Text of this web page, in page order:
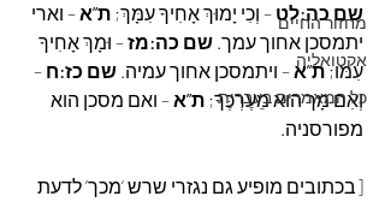
מחזור החיים
אקטואליה
כל המאמרים בעברית
שם כה:לט – וְכִי יָמוּךְ אָחִיךָ עִמָּךְ; ת”א – וארי
יתמסכן אחוך עמך. שם כה:מז – וּמָךְ אָחִיךָ
עִמּו; ת”א – ויתמסכן אחוך עמיה. שם כז:ח –
וְאִם מָךְ הוּא מֵעֶרְכֶּךָ; ת”א – ואם מסכן הוא
מפורסניה.
[בכתובים מופיע גם נגזרי שרש ‘מכך’ לדעת